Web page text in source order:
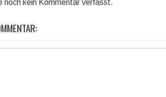
noch kein Kommentar verfasst.